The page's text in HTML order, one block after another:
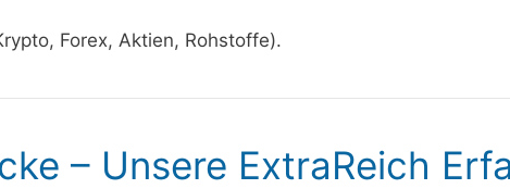
Forex, Aktien, Rohstoffe).
– Unsere ExtraReich